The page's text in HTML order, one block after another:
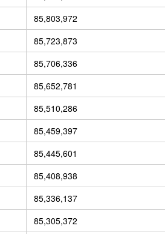
85,803,972
85,723,873
85,706,336
85,652,781
85,510,286
85,459,397
85,445,601
85,408,938
85,336,137
85,305,372